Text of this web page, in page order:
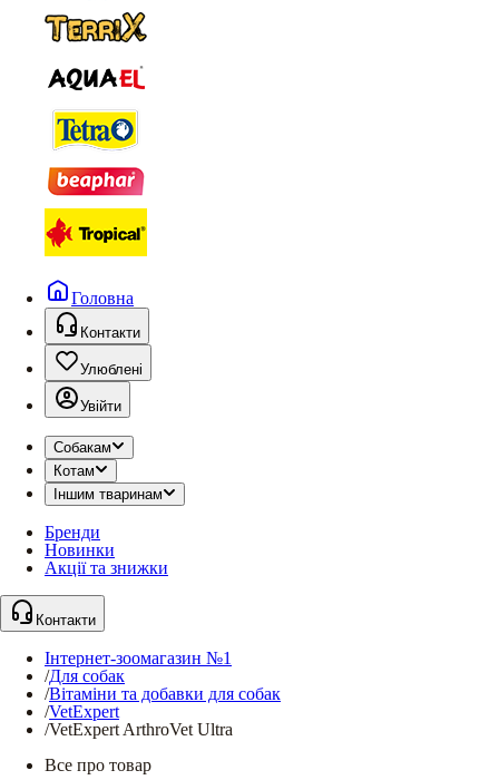
Головна
Контакти
Улюблені
Увійти
Собакам
Котам
Іншим тваринам
Бренди
Новинки
Акції та знижки
Контакти
Інтернет-зоомагазин №1
/Для собак
/Вітаміни та добавки для собак
/VetExpert
/VetExpert ArthroVet Ultra
Все про товар